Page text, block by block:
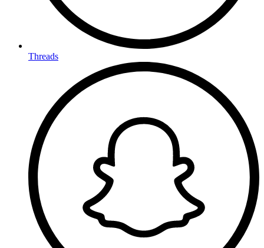
Threads